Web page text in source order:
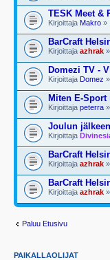
TESK Meet &
Kirjoittaja Makro »
BarCraft
Kirjoittaja azhrak
Domezi TV -
Kirjoittaja Domez
Miten E-
Kirjoittaja peterra
Joulun
Kirjoittaja
BarCraft
Kirjoittaja azhrak
BarCraft
Kirjoittaja azhrak
Paluu Etusivu
PAIKALLAOLIJAT